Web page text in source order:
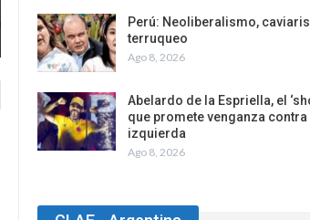
Perú: Neoliberalismo,
terruqueo
Ago 8, 2026
Abelardo de la Espriella, el
que promete venganza contra
izquierda
Ago 8, 2026